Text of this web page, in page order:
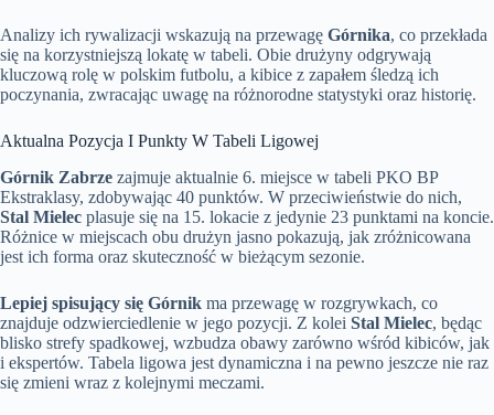
Analizy ich rywalizacji wskazują na przewagę Górnika, co przekłada
się na korzystniejszą lokatę w tabeli. Obie drużyny odgrywają
kluczową rolę w polskim futbolu, a kibice z zapałem śledzą ich
poczynania, zwracając uwagę na różnorodne statystyki oraz historię.
Aktualna Pozycja I Punkty W Tabeli Ligowej
Górnik Zabrze zajmuje aktualnie 6. miejsce w tabeli PKO BP
Ekstraklasy, zdobywając 40 punktów. W przeciwieństwie do nich,
Stal Mielec plasuje się na 15. lokacie z jedynie 23 punktami na koncie.
Różnice w miejscach obu drużyn jasno pokazują, jak zróżnicowana
jest ich forma oraz skuteczność w bieżącym sezonie.
Lepiej spisujący się Górnik ma przewagę w rozgrywkach, co
znajduje odzwierciedlenie w jego pozycji. Z kolei Stal Mielec, będąc
blisko strefy spadkowej, wzbudza obawy zarówno wśród kibiców, jak
i ekspertów. Tabela ligowa jest dynamiczna i na pewno jeszcze nie raz
się zmieni wraz z kolejnymi meczami.